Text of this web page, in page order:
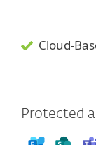
Cloud-
Protected